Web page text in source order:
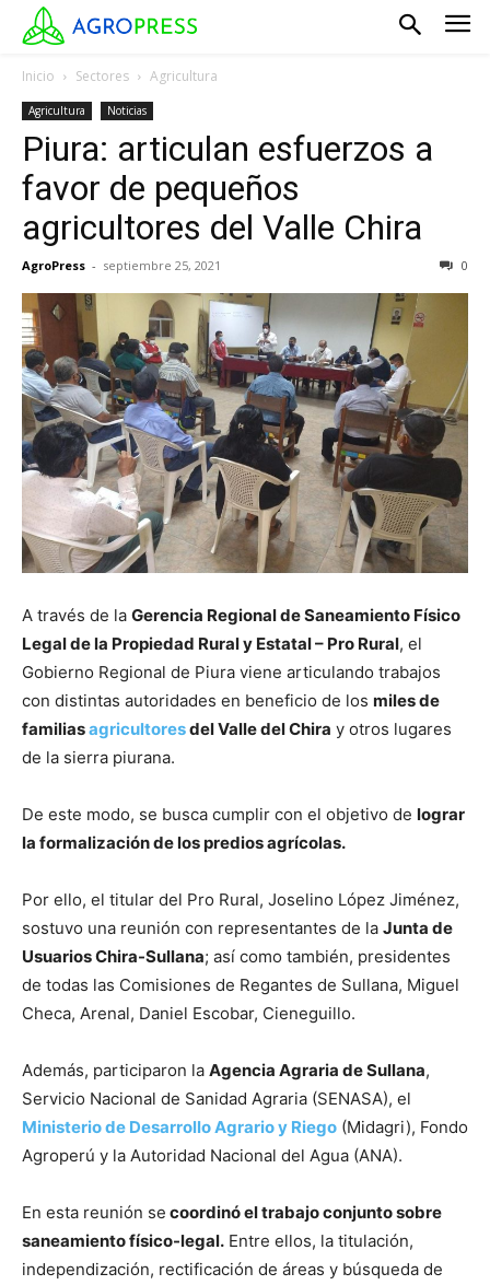
Inicio Sectores Agricultura
Agricultura Noticias
Piura: articulan esfuerzos a
favor de pequeños
agricultores del Valle Chira
AgroPress - septiembre 25, 2021 0
A través de la Gerencia Regional de Saneamiento Físico
Legal de la Propiedad Rural y Estatal – Pro Rural, el
Gobierno Regional de Piura viene articulando trabajos
con distintas autoridades en beneficio de los miles de
familiasagricultoresdel Valle del Chira y otros lugares
de la sierra piurana.
De este modo, se busca cumplir con el objetivo de lograr
la formalización de los predios agrícolas.
Por ello, el titular del Pro Rural, Joselino López Jiménez,
sostuvo una reunión con representantes de la Junta de
Usuarios Chira-Sullana; así como también, presidentes
de todas las Comisiones de Regantes de Sullana, Miguel
Checa, Arenal, Daniel Escobar, Cieneguillo.
Además, participaron la Agencia Agraria de Sullana,
Servicio Nacional de Sanidad Agraria (SENASA), el
Ministerio de Desarrollo Agrario y Riego (Midagri), Fondo
Agroperú y la Autoridad Nacional del Agua (ANA).
En esta reunión se coordinó el trabajo conjunto sobre
saneamiento físico-legal. Entre ellos, la titulación,
independización, rectificación de áreas y búsqueda de